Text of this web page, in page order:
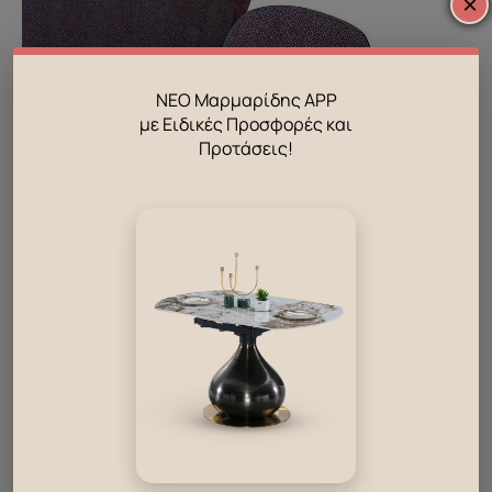
ΝΕΟ Μαρμαρίδης APP
με Ειδικές Προσφορές και
Προτάσεις!